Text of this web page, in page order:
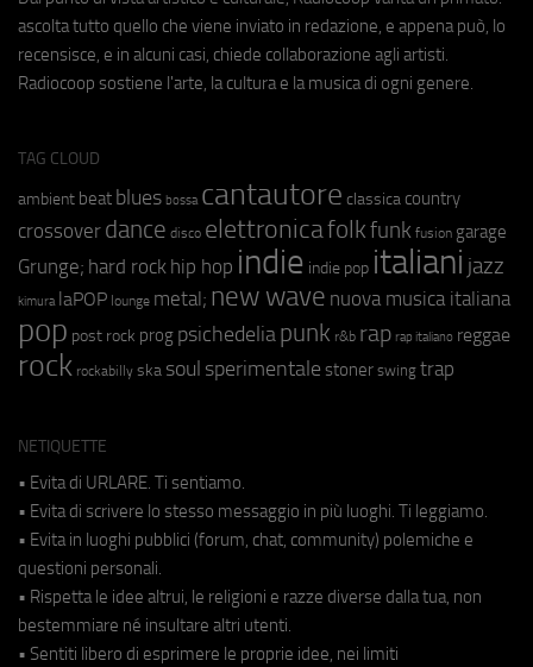
ascolta tutto quello che viene inviato in redazione, e appena può, lo
recensisce, e in alcuni casi, chiede collaborazione agli artisti.
Radiocoop sostiene l'arte, la cultura e la musica di ogni genere.
TAG CLOUD
ambient beat blues bossa cantautore classica country
crossover dance disco elettronicafolkfunk fusion garage
Grunge; hard rock hip hop indie indie pop italiani jazz
kimura laPOP lounge metal; new wave nuova musica italiana
pop post rock prog psichedeliapunk r&b rap rap italiano reggae
rock rockabilly ska soul sperimentale stoner swing trap
NETIQUETTE
• Evita di URLARE. Ti sentiamo.
• Evita di scrivere lo stesso messaggio in più luoghi. Ti leggiamo.
• Evita in luoghi pubblici (forum, chat, community) polemiche e
questioni personali.
• Rispetta le idee altrui, le religioni e razze diverse dalla tua, non
bestemmiare né insultare altri utenti.
• Sentiti libero di esprimere le proprie idee, nei limiti